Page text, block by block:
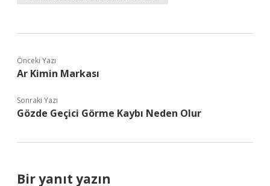
Önceki Yazı
Ar Kimin Markası
Sonraki Yazı
Gözde Geçici Görme Kaybı Neden Olur
Bir yanıt yazın